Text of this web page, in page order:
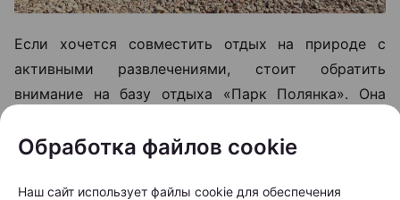
Если хочется совместить отдых на природе с
активными развлечениями, стоит обратить
внимание на базу отдыха «Парк Полянка». Она
окружении леса, всего в 15 минутах езды от
Обработка файлов cookie
Наш сайт использует файлы cookie для обеспечения